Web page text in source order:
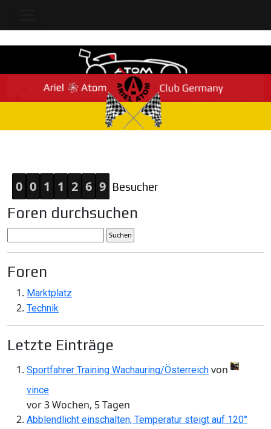
0 0 1 1 2 6 9 Besucher
Foren durchsuchen
Foren
Marktplatz
Technik
Letzte Einträge
Sportfahrer Training Wachauring/Österreich von
vince
vor 3 Wochen, 5 Tagen
Abblendlicht einschalten, Temperatur steigt auf 120°